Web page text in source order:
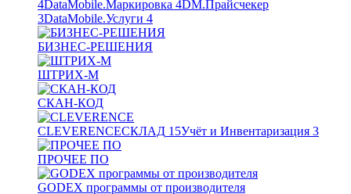
4DataMobile.Маркировка 4DM.Прайсчекер
3DataMobile.Услуги 4
БИЗНЕС-РЕШЕНИЯ
ШТРИХ-М
СКАН-КОД
CLEVERENCEСКЛАД 15Учёт и Инвентаризация 3
ПРОЧЕЕ ПО
GODEX программы от производителя